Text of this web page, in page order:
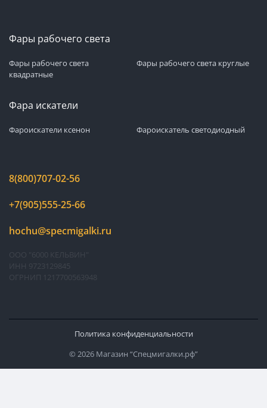
Фары рабочего света
Фары рабочего света
квадратные
Фары рабочего света круглые
Фара искатели
Фароискатели ксенон Фароискатель светодиодный
8(800)707-02-56
+7(905)555-25-66
hochu@specmigalki.ru
ООО "6000 КЕЛЬВИН"
ИНН 9723129845
ОГРНИП 1217700563948
Политика конфиденциальности
© 2026 Магазин “Спецмигалки.рф”